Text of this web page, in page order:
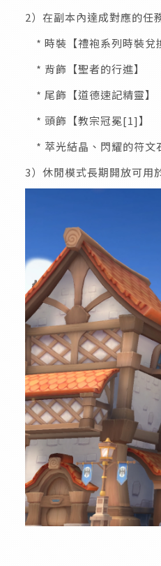
2）在副本內達成對應的任
* 時裝【禮袍系列時裝兌
* 背飾【聖者的行進】
* 尾飾【道德速記精靈】
* 頭飾【教宗冠冕[1]】
* 萃光結晶、閃耀的符文
3）休閒模式長期開放可用